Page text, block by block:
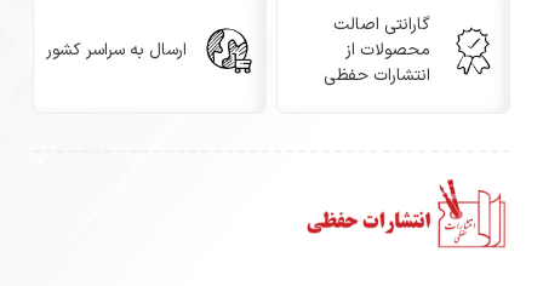
گارانتی اصالت
محصولات از
انتشارات حفظی
ارسال به سراسر کشور